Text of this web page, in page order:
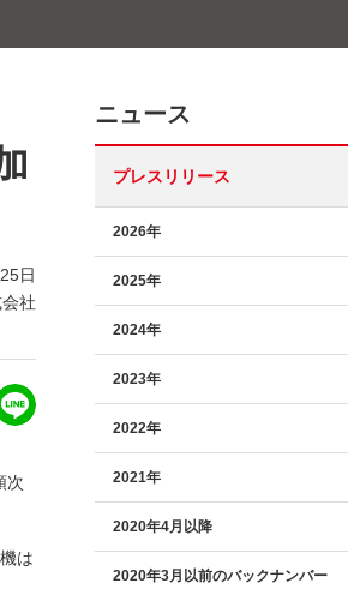
日
社
次
は
ニュース
プレスリリース
2026年
2025年
2024年
2023年
2022年
2021年
2020年4月以降
2020年3月以前のバックナンバー